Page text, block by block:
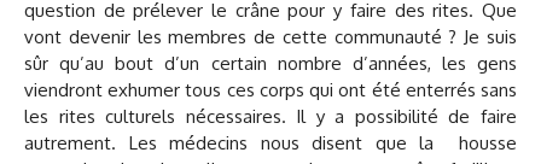
question de prélever le crâne pour y faire des rites. Que
vont devenir les membres de cette communauté ? Je suis
sûr qu’au bout d’un certain nombre d’années, les gens
viendront exhumer tous ces corps qui ont été enterrés sans
les rites culturels nécessaires. Il y a possibilité de faire
autrement. Les médecins nous disent que la housse